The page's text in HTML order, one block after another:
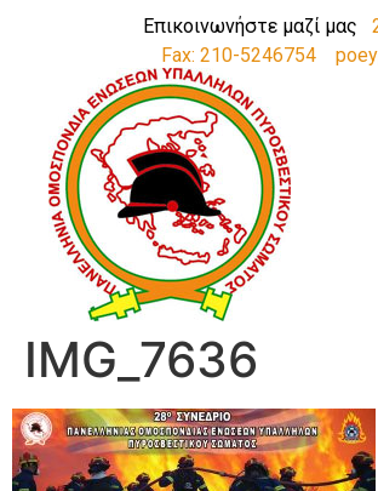
Επικοινωνήστε μαζί μας
Fax: 210-5246754
IMG_7636